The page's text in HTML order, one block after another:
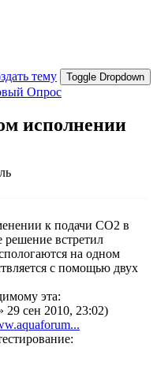
тему Toggle Dropdown
Опрос
исполнении
к подачи СО2 в
решение встретил
на одном
с помощью двух
эта:
сен 2010, 23:02)